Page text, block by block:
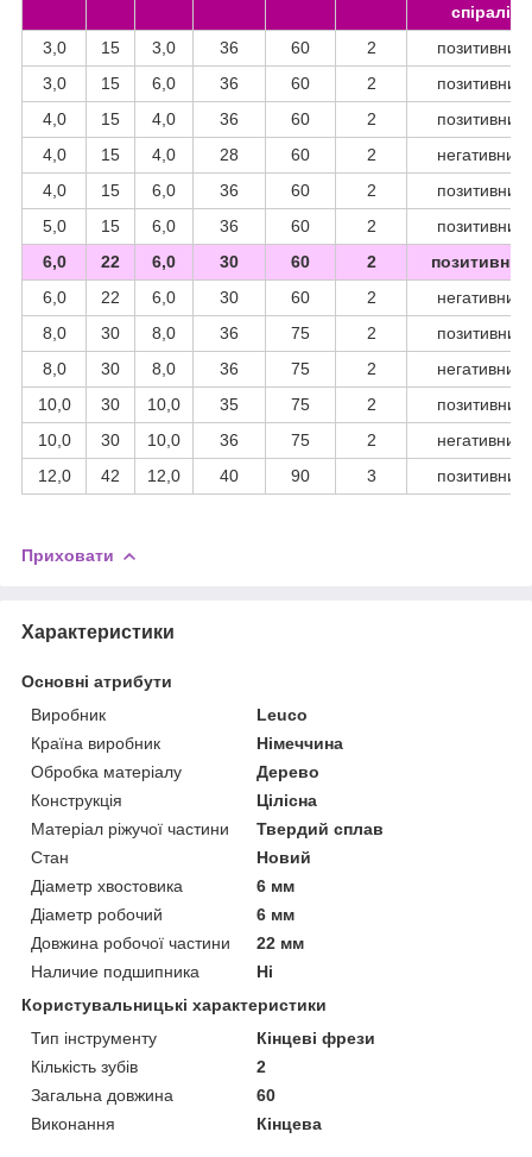
спіралі
3,0
15 3,0 36 60 2
позитивний
3,0
15 6,0 36 60 2
позитивний
4,0
15 4,0 36 60 2
позитивний
4,0
15 4,0 28 60 2
негативний
4,0
15 6,0 36 60 2
позитивний
5,0
15 6,0 36 60 2
позитивний
6,0
22 6,0 30 60 2
позитивний
6,0
22 6,0 30 60 2
негативний
8,0
30 8,0 36 75 2
позитивний
8,0
30 8,0 36 75 2
негативний
10,0
30 10,0 35 75 2
позитивний
10,0
30 10,0 36 75 2
негативний
12,0
42 12,0 40 90 3 позитивний
Приховати
Характеристики
Основні атрибути
Виробник
Leuco
Країна виробник
Німеччина
Обробка матеріалу
Дерево
Конструкція
Цілісна
Матеріал ріжучої частини
Твердий сплав
Стан
Новий
Діаметр хвостовика
6 мм
Діаметр робочий
6 мм
Довжина робочої частини
22 мм
Наличие подшипника
Ні
Користувальницькі характеристики
Тип інструменту
Кінцеві фрези
Кількість зубів
2
Загальна довжина
60
Виконання
Кінцева